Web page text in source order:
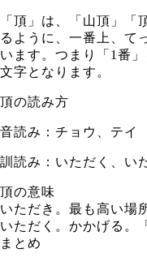
「頂」は、「山頂」
るように、一番上、て
います。つまり「1番
文字となります。
頂の読み方
音読み：チョウ、テイ
訓読み：いただく、い
頂の意味
いただき。最も高い場
いただく。かかげる。
まとめ